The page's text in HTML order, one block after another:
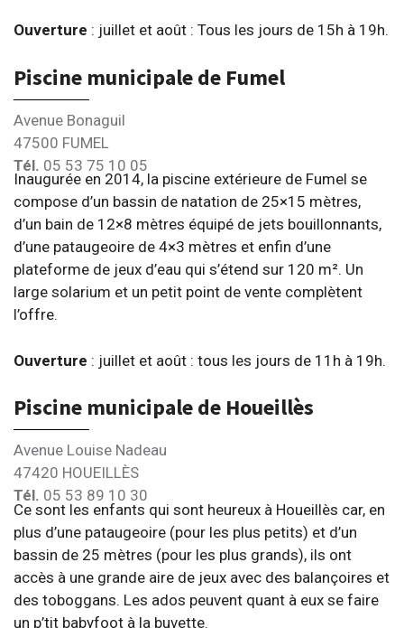
Ouverture : juillet et août : Tous les jours de 15h à 19h.
Piscine municipale de Fumel
Avenue Bonaguil
47500 FUMEL
Tél. 05 53 75 10 05
Inaugurée en 2014, la piscine extérieure de Fumel se
compose d’un bassin de natation de 25×15 mètres,
d’un bain de 12×8 mètres équipé de jets bouillonnants,
d’une pataugeoire de 4×3 mètres et enfin d’une
plateforme de jeux d’eau qui s’étend sur 120 m². Un
large solarium et un petit point de vente complètent
l’offre.
Ouverture : juillet et août : tous les jours de 11h à 19h.
Piscine municipale de Houeillès
Avenue Louise Nadeau
47420 HOUEILLÈS
Tél. 05 53 89 10 30
Ce sont les enfants qui sont heureux à Houeillès car, en
plus d’une pataugeoire (pour les plus petits) et d’un
bassin de 25 mètres (pour les plus grands), ils ont
accès à une grande aire de jeux avec des balançoires et
des toboggans. Les ados peuvent quant à eux se faire
un p’tit babyfoot à la buvette.